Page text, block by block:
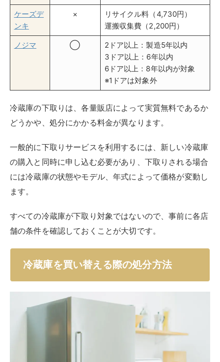
ケーズデ
ンキ
×
リサイクル料（4,730円）
運搬収集費（2,200円）
ノジマ ◯
2ドア以上：製造5年以内
3ドア以上：6年以内
6ドア以上：8年以内が対象
※1ドアは対象外
冷蔵庫の下取りは、各量販店によって実質無料であるか
どうかや、処分にかかる料金が異なります。
一般的に下取りサービスを利用するには、新しい冷蔵庫
の購入と同時に申し込む必要があり、下取りされる場合
には冷蔵庫の状態やモデル、年式によって価格が変動し
ます。
すべての冷蔵庫が下取り対象ではないので、事前に各店
舗の条件を確認しておくことが大切です。
冷蔵庫を買い替える際の処分方法